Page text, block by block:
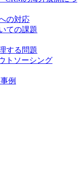
の対応
ての課題
する問題
トソーシング
例